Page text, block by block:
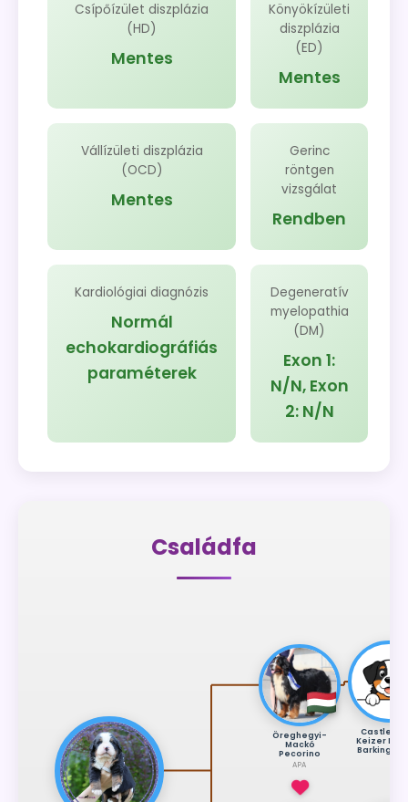
Csípőízület diszplázia
(HD)
Mentes
Könyökízületi
diszplázia
(ED)
Mentes
Vállízületi diszplázia
(OCD)
Mentes
Gerinc
röntgen
vizsgálat
Rendben
Kardiológiai diagnózis
Normál
echokardiográfiás
paraméterek
Degeneratív
myelopathia
(DM)
Exon 1:
N/N, Exon
2: N/N
Családfa
Öreghegyi-
Mackó
Pecorino
APA
Keizer For
Barking